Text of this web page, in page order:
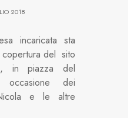
2018
incaricata sta
del sito
in piazza del
occasione dei
e le altre